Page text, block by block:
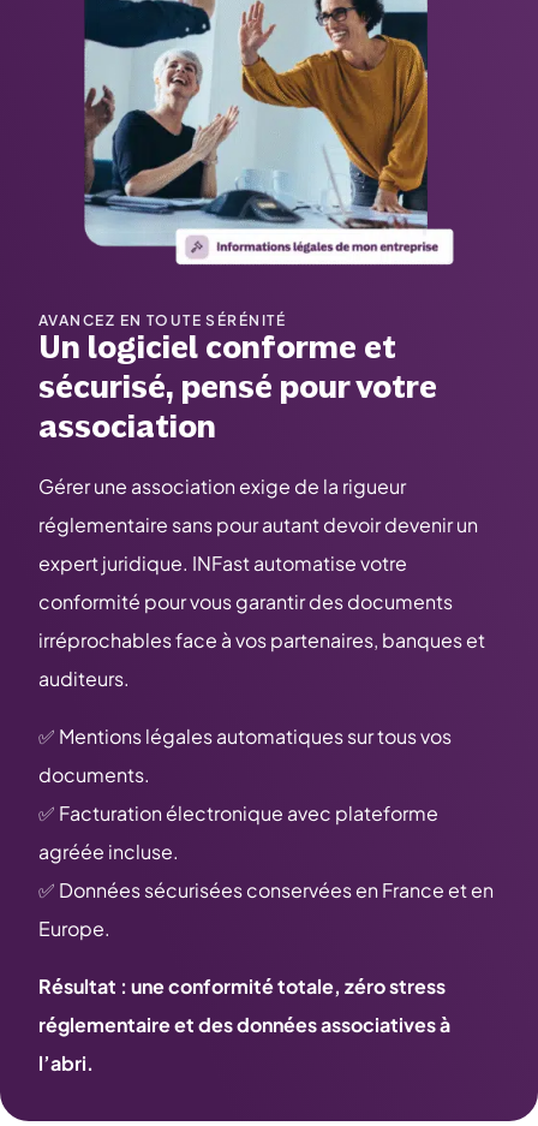
AVANCEZ EN TOUTE SÉRÉNITÉ
Un logiciel conforme et
sécurisé, pensé pour votre
association
Gérer une association exige de la rigueur
réglementaire sans pour autant devoir devenir un
expert juridique. INFast automatise votre
conformité pour vous garantir des documents
irréprochables face à vos partenaires, banques et
auditeurs.
✅ Mentions légales automatiquessur tous vos
documents.
✅ Facturation électronique avec plateforme
agréée incluse.
✅ Données sécurisées conservées en France et en
Europe.
Résultat : une conformité totale, zéro stress
réglementaire et des données associatives à
l’abri.